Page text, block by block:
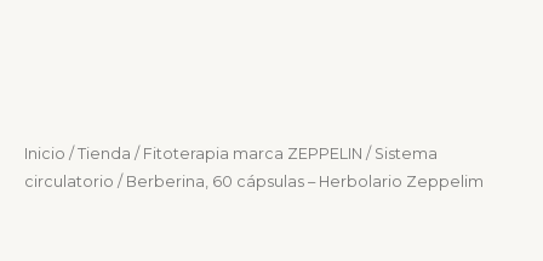
Inicio / Tienda / Fitoterapia marca ZEPPELIN / Sistema
circulatorio / Berberina, 60 cápsulas – Herbolario Zeppelim